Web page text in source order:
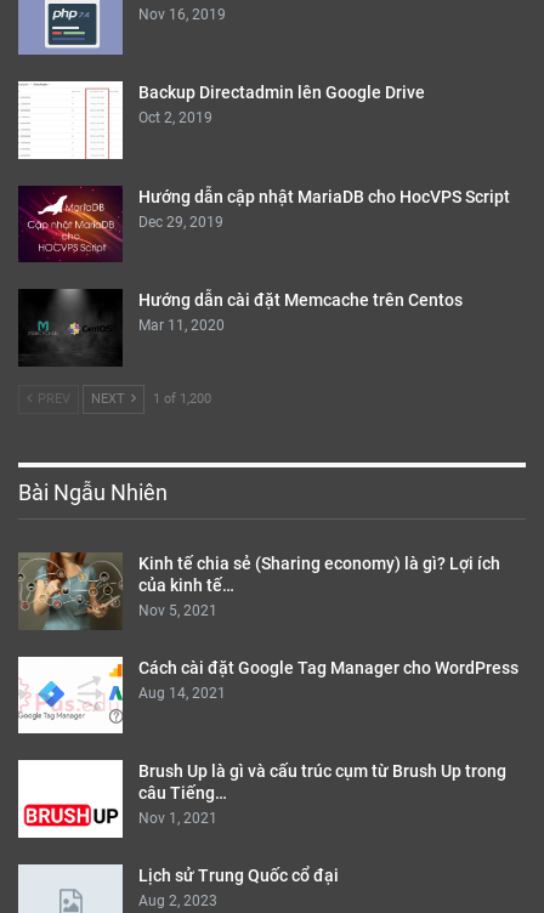
Nov 16, 2019
Backup Directadmin lên Google Drive
Oct 2, 2019
Hướng dẫn cập nhật MariaDB cho HocVPS Script
Dec 29, 2019
Hướng dẫn cài đặt Memcache trên Centos
Mar 11, 2020
PREV NEXT 1 of 1,200
Bài Ngẫu Nhiên
Kinh tế chia sẻ (Sharing economy) là gì? Lợi ích
của kinh tế…
Nov 5, 2021
Cách cài đặt Google Tag Manager cho WordPress
Aug 14, 2021
Brush Up là gì và cấu trúc cụm từ Brush Up trong
câu Tiếng…
Nov 1, 2021
Lịch sử Trung Quốc cổ đại
Aug 2, 2023